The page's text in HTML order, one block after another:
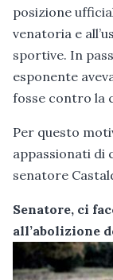
posizione
venatoria e
sportive. In
esponente
fosse contro la
Per questo
appassionati di
senatore
Senatore, ci
all’abolizione